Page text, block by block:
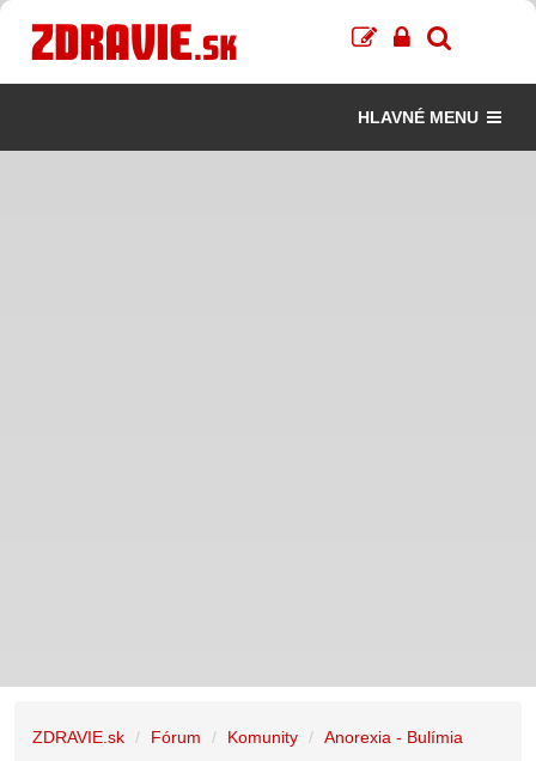
HLAVNÉ MENU
ZDRAVIE.sk Fórum Komunity Anorexia - Bulímia